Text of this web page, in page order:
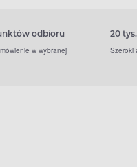
odbioru
w wybranej
20
Szeroki